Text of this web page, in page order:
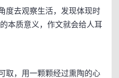
去观察生活，发现体现时
本质意义，作文就会给人耳
，用一颗颗经过熏陶的心